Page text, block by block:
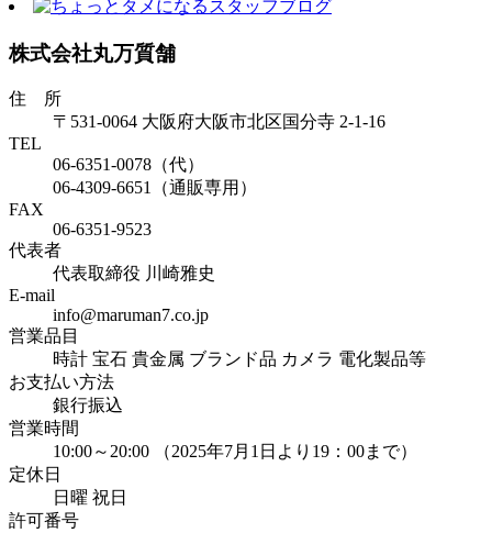
株式会社丸万質舗
住 所
〒531-0064 大阪府大阪市北区国分寺 2-1-16
TEL
06-6351-0078（代）
06-4309-6651（通販専用）
FAX
06-6351-9523
代表者
代表取締役 川崎雅史
E-mail
info@maruman7.co.jp
営業品目
時計 宝石 貴金属 ブランド品 カメラ 電化製品等
お支払い方法
銀行振込
営業時間
10:00～20:00 （2025年7月1日より19：00まで）
定休日
日曜 祝日
許可番号